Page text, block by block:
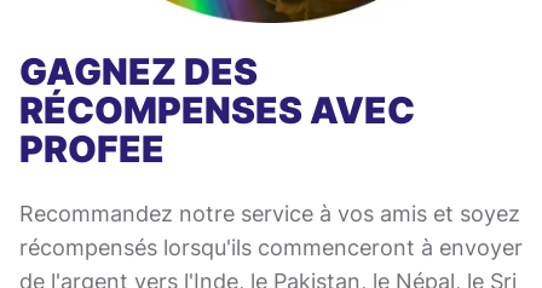
GAGNEZ DES
RÉCOMPENSES AVEC
PROFEE
Recommandez notre service à vos amis et soyez
récompensés lorsqu'ils commenceront à envoyer
de l'argent vers l'Inde, le Pakistan, le Népal, le Sri